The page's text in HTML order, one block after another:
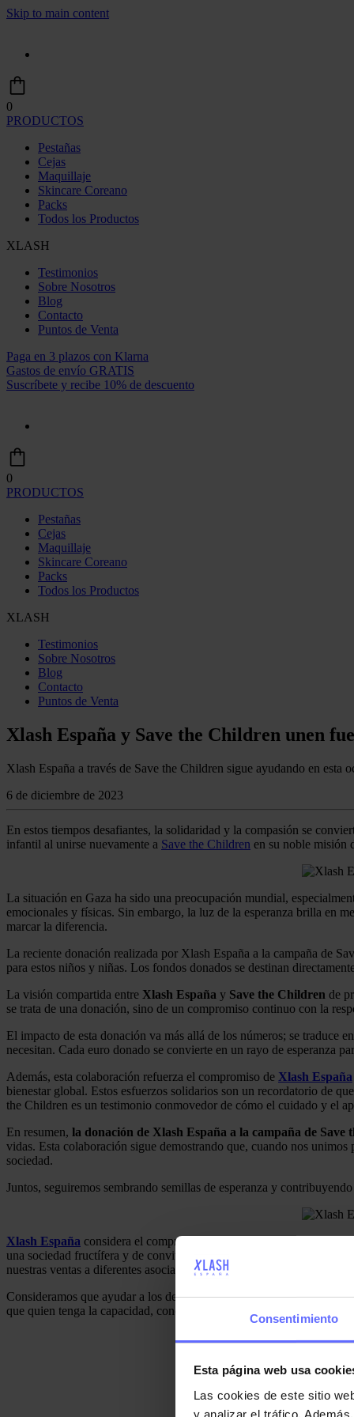
Consentimiento
Esta página web usa
Las cookies de este sitio
y analizar el tráfico.
Skip to main content
0
PRODUCTOS
Pestañas
Cejas
Maquillaje
Skincare Coreano
Packs
Todos los Productos
XLASH
Testimonios
Sobre Nosotros
Blog
Contacto
Puntos de Venta
Paga en 3 plazos con Klarna
Gastos de envío GRATIS
Suscríbete y recibe 10% de descuento
0
PRODUCTOS
Pestañas
Cejas
Maquillaje
Skincare Coreano
Packs
Todos los Productos
XLASH
Testimonios
Sobre Nosotros
Blog
Contacto
Puntos de Venta
Xlash España y Save the Children unen
Xlash España a través de Save the Children sigue ayudando en esta
6 de diciembre de 2023
En estos tiempos desafiantes, la solidaridad y la compasión se
infantil al unirse nuevamente a Save the Children en su noble misión
La situación en Gaza ha sido una preocupación mundial,
emocionales y físicas. Sin embargo, la luz de la esperanza brilla en
marcar la diferencia.
La reciente donación realizada por Xlash España a la campaña de
para estos niños y niñas. Los fondos donados se destinan
La visión compartida entre Xlash España y Save the Children de
se trata de una donación, sino de un compromiso continuo con la
El impacto de esta donación va más allá de los números; se traduce
necesitan. Cada euro donado se convierte en un rayo de esperanza
Además, esta colaboración refuerza el compromiso de Xlash España
bienestar global. Estos esfuerzos solidarios son un recordatorio de
the Children es un testimonio conmovedor de cómo el cuidado y el
En resumen, la donación de Xlash España a la campaña de
vidas. Esta colaboración sigue demostrando que, cuando nos
sociedad.
Juntos, seguiremos sembrando semillas de esperanza y
Xlash España considera el compromiso social uno de los pilares
una sociedad fructífera y de convivencia armoniosa. Creemos que
nuestras ventas a diferentes asociaciones, organizaciones o entidades
Consideramos que ayudar a los demás es parte de nuestra
que quien tenga la capacidad, conocimiento y valores para ayudar, lo
Para